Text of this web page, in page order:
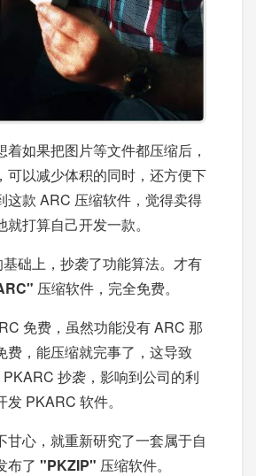
着如果把图片等文件都压缩后，
可以减少体积的同时，还方便下
这款 ARC 压缩软件，觉得卖得
打算自己开发一款。
础上，抄袭了功能算法。才有
压缩软件，完全免费。
免费，虽然功能没有 ARC 那
费，能压缩就完事了，这导致
抄袭，影响到公司的利
PKARC 软件。
甘心，就重新研究了一套属于自
布了 "PKZIP" 压缩软件。